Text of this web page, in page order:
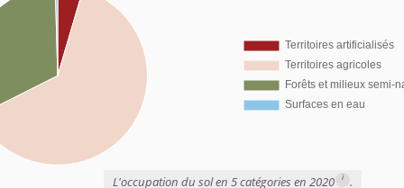
L'occupation du sol en 5 catégories en 2020 i .